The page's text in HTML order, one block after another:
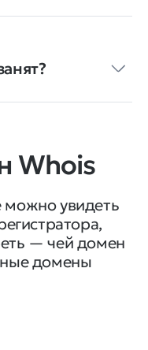
Whois
увидеть
— чей домен
домены